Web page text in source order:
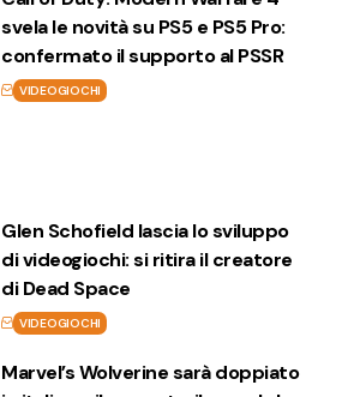
svela le novità su PS5 e PS5 Pro:
confermato il supporto al PSSR
VIDEOGIOCHI
Glen Schofield lascia lo sviluppo
di videogiochi: si ritira il creatore
di Dead Space
VIDEOGIOCHI
Marvel’s Wolverine sarà doppiato